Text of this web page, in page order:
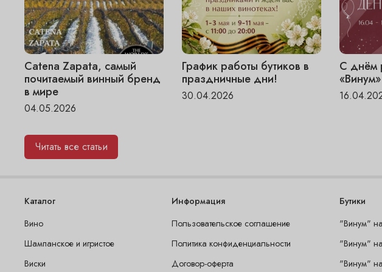
Catena Zapata, самый
почитаемый винный бренд
в мире
04.05.2026
График работы бутиков в
праздничные дни!
30.04.2026
С днём
Читать все статьи
Каталог
Вино
Шампанское и игристое
Виски
Информация
Пользовательское соглашение
Политика конфиденциальности
Договор-оферта
Бутики
"Винум"
"Винум"
"Винум"